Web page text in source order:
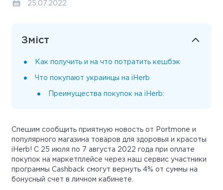
25.07.2022
Зміст
Как получить и на что потратить кешбэк
Что покупают украинцы на iHerb
Преимущества покупок на iHerb:
Спешим сообщить приятную новость от Portmone и
популярного магазина товаров для здоровья и красоты
iHerb! С 25 июля по 7 августа 2022 года при оплате
покупок на маркетплейсе через наш сервис участники
программы Cashback смогут вернуть 4% от суммы на
бонусный счет в личном кабинете.